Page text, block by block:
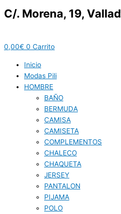
C/. Morena, 19,
0,00€ 0 Carrito
Inicio
Modas Pili
HOMBRE
BAÑO
BERMUDA
CAMISA
CAMISETA
COMPLEMENTOS
CHALECO
CHAQUETA
JERSEY
PANTALON
PIJAMA
POLO